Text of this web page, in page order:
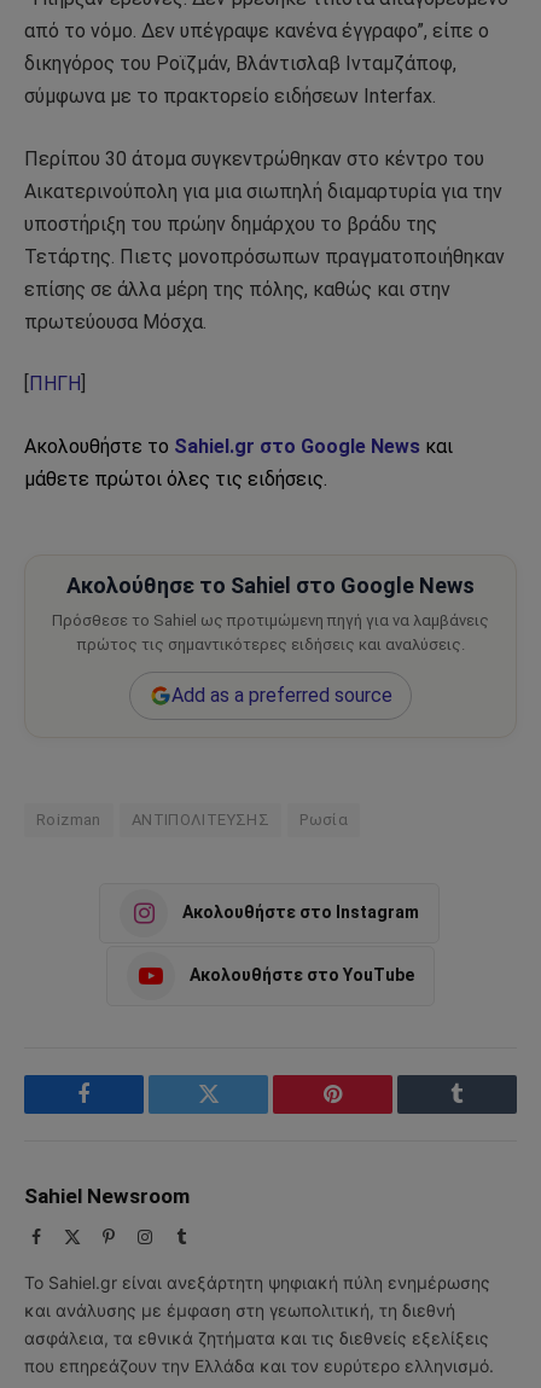
από το νόμο. Δεν υπέγραψε κανένα έγγραφο”, είπε ο
δικηγόρος του Ροϊζμάν, Βλάντισλαβ Ινταμζάποφ,
σύμφωνα με το πρακτορείο ειδήσεων Interfax.
Περίπου 30 άτομα συγκεντρώθηκαν στο κέντρο του
Αικατερινούπολη για μια σιωπηλή διαμαρτυρία για την
υποστήριξη του πρώην δημάρχου το βράδυ της
Τετάρτης. Πιετς μονοπρόσωπων πραγματοποιήθηκαν
επίσης σε άλλα μέρη της πόλης, καθώς και στην
πρωτεύουσα Μόσχα.
ΠΗΓΗ
Ακολουθήστε το Sahiel.gr στο Google News και
μάθετε πρώτοι όλες τις ειδήσεις.
Ακολούθησε το Sahiel στο Google News
Πρόσθεσε το Sahiel ως προτιμώμενη πηγή για να λαμβάνεις
πρώτος τις σημαντικότερες ειδήσεις και αναλύσεις.
Add as a preferred source
Roizman ΑΝΤΙΠΟΛΙΤΕΥΣΗΣ Ρωσία
Ακολουθήστε στο Instagram
Ακολουθήστε στο YouTube
Facebook Twitter Pinterest Tumblr
Sahiel Newsroom
Facebook PinterestInstagram
Tumblr
Το Sahiel.gr είναι ανεξάρτητη ψηφιακή πύλη ενημέρωσης
και ανάλυσης με έμφαση στη γεωπολιτική, τη διεθνή
ασφάλεια, τα εθνικά ζητήματα και τις διεθνείς εξελίξεις
που επηρεάζουν την Ελλάδα και τον ευρύτερο ελληνισμό.